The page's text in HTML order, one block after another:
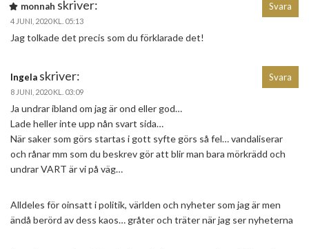
monnah skriver:
4 JUNI, 2020 KL. 05:13
Jag tolkade det precis som du förklarade det!
Svara
Ingela skriver:
8 JUNI, 2020 KL. 03:09
Ja undrar ibland om jag är ond eller god…
Lade heller inte upp nån svart sida…
När saker som görs startas i gott syfte görs så fel… vandaliserar
och rånar mm som du beskrev gör att blir man bara mörkrädd och
undrar VART är vi på väg…
Alldeles för oinsatt i politik, världen och nyheter som jag är men
ändå berörd av dess kaos… gråter och träter när jag ser nyheterna
Svara